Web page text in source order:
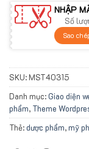
NHẬP
Số
Sao
SKU: MST40315
Danh mục:Giao diện
phẩm, Theme
Thẻ:dược phẩm,mỹ